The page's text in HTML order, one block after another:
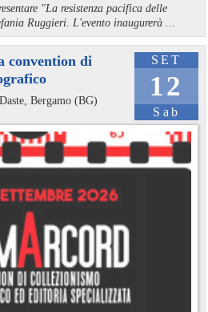
"La resistenza pacifica delle
Ruggieri. L'evento inaugurerà ...
SET
12
Sab
convention di
Bergamo (BG)